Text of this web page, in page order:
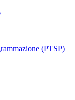
(PTSP)